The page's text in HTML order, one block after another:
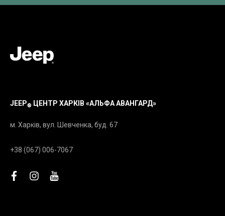
JEEP® ЦЕНТР ХАРКІВ «АЛЬФА АВАНГАРД»
м. Харків, вул. Шевченка, буд. 67
+38 (067) 006-7067
facebook
instagram
youtube